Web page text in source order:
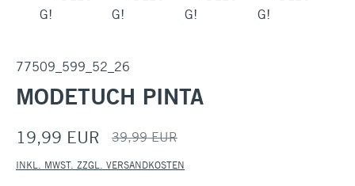
77509_599_52_26
MODETUCH PINTA
19,99 EUR 39,99 EUR
INKL. MWST. ZZGL. VERSANDKOSTEN